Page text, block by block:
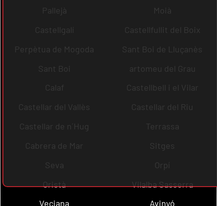
Pallejà
Moià
Castellgalí
Castellfullit del Boix
Perpètua de Mogoda
Sant Boi de Lluçanès
Sant Boi
artomeu del Grau
Calaf
Castellbell i el Vilar
Castellar del Vallès
Castellar del Riu
Castellar de n´Hug
Terrassa
Cabrera de Mar
Sitges
Seva
Orpí
Oristà
Vilalba Sasserra
Veciana
Avinyó